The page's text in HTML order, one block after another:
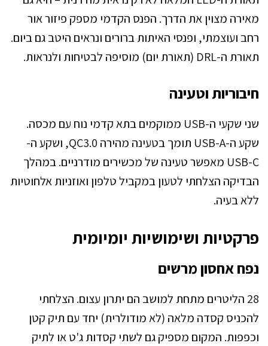
מאירה מצוין את הדרך. הפנס הקדמי מספק פיזור אור
רחב ועוצמתי, ופנסי האיתות ברורים ונראים היטב גם ביום.
תאורת ה-DRL (תאורת יום) מוסיפה לבטיחות ולנראות.
חיבוריות וטעינה
שני שקעי ה-USB ממוקמים בתא קדמי נוח עם מכסה.
שקע ה-USB-A תומך בטעינה מהירה QC3.0, ושקע ה-
USB-C מאפשר טעינה של מכשירים מודרניים. במהלך
הבדיקה הצלחתי לטעון במקביל טלפון ואוזניות אלחוטיות
ללא בעיה.
פרקטיות ושימושיות יומיומית
נפח אחסון מרשים
28 הליטרים מתחת למושב הם יתרון עצום. הצלחתי
להכניס קסדה מלאה (לא מודולרית) יחד עם תיק קטן
וכפפות. המקום מספיק גם לשתי קסדות ג'ט או לתיק